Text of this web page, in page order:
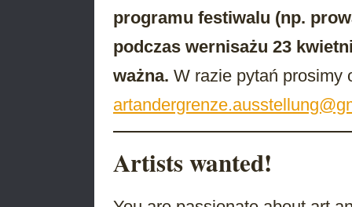
programu festiwalu (np.
podczas wernisażu 23
ważna. W razie pytań prosimy
Artists wanted!